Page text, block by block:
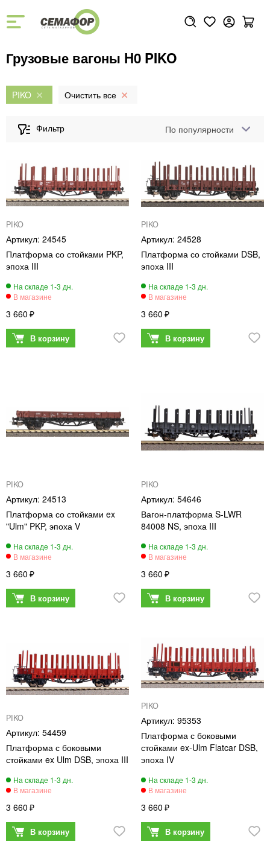
Грузовые вагоны H0 PIKO
PIKO
По популярности
PIKO
24545
Платформа со стойками PKP,
эпоха III
3 660
PIKO
24528
Платформа со стойками DSB,
эпоха III
3 660
PIKO
24513
Платформа со стойками ex
"Ulm" PKP, эпоха V
3 660
PIKO
54646
Вагон-платформа S-LWR
84008 NS, эпоха III
3 660
PIKO
54459
Платформа с боковыми
стойками ex Ulm DSB, эпоха III
3 660
PIKO
95353
Платформа с боковыми
стойками ex-Ulm Flatcar DSB,
эпоха IV
3 660